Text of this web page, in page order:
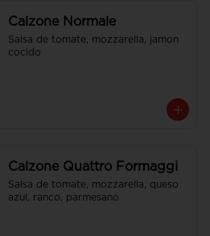
Calzone Normale
Salsa de tomate, mozzarella, jamon
cocido
Calzone Quattro Formaggi
Salsa de tomate, mozzarella, queso
azul, ranco, parmesano